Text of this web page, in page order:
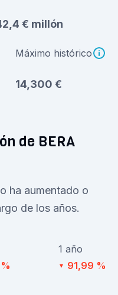
€ millón
Máximo histórico
14,300 €
de BERA
ha aumentado o
de los años.
1 año
▼ 91,99 %